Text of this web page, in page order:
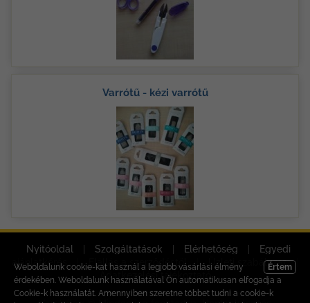
Varrótű - kézi varrótű
Nyitóoldal Szolgáltatások Elérhetőség
Egyedi
ajánlatkérés
| Elállás a szerződéstől | Üzleti szabályzat
|
Adatkezelési tájékoztató
Értem
Weboldalunk cookie-kat használ a legjobb vásárlási élmény
érdekében. Weboldalunk használatával Ön automatikusan elfogadja a
Cookie-k használatát. Amennyiben szeretne többet tudni a cookie-k